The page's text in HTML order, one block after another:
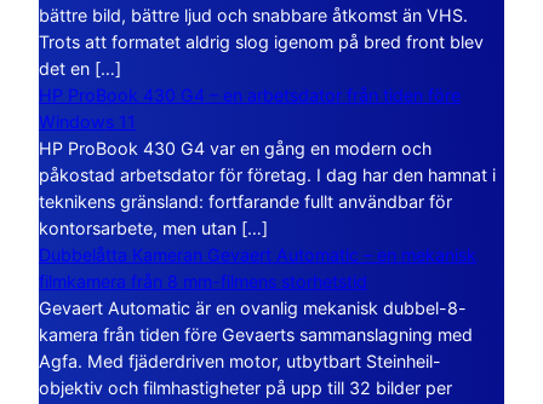
bättre bild, bättre ljud och snabbare åtkomst än VHS.
Trots att formatet aldrig slog igenom på bred front blev
det en […]
HP ProBook 430 G4 – en arbetsdator från tiden före
Windows 11
HP ProBook 430 G4 var en gång en modern och
påkostad arbetsdator för företag. I dag har den hamnat i
teknikens gränsland: fortfarande fullt användbar för
kontorsarbete, men utan […]
Dubbelåtta Kameran Gevaert Automatic – en mekanisk
filmkamera från 8 mm-filmens storhetstid
Gevaert Automatic är en ovanlig mekanisk dubbel-8-
kamera från tiden före Gevaerts sammanslagning med
Agfa. Med fjäderdriven motor, utbytbart Steinheil-
objektiv och filmhastigheter på upp till 32 bilder per